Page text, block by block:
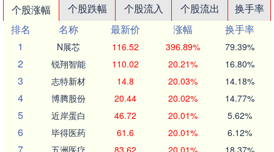
个股涨幅 个股跌幅 个股流入 个股流出
换手率
排名
名称 最新价 涨幅
换手率
1
N展芯 116.52 396.89% 79.39%
2 锐翔智能 110.02 20.21% 16.80%
3 志特新材 14.8 20.03% 14.18%
4 博腾股份 20.44 20.02% 14.77%
5 近岸蛋白 46.72 20.01% 5.62%
6 毕得医药 61.6 20.01% 6.12%
7 五洲医疗 83.62 20.01% 18.37%